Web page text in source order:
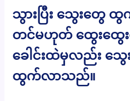
သွားပြီး သွေးတွေ
တင်မဟုတ် ထွေးထွေ
ခေါင်းထဲမှလည်း သွေ
ထွက်လာသည်။